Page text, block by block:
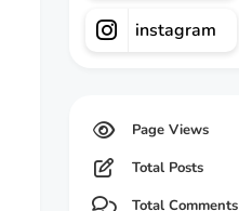
instagram
Total Posts
Total Comments